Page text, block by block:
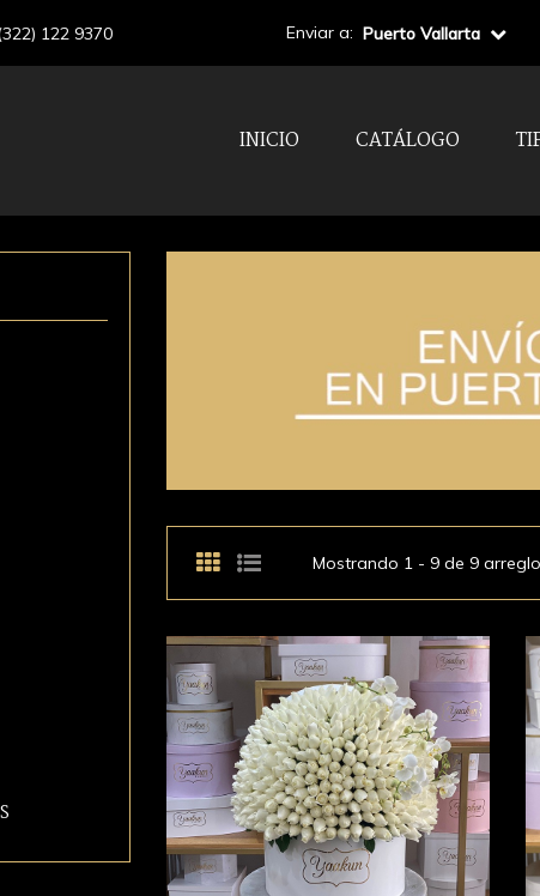
122 9370 Enviar a: Puerto Vallarta
INICIO CATÁLOGO
Mostrando 1 - 9 de 9